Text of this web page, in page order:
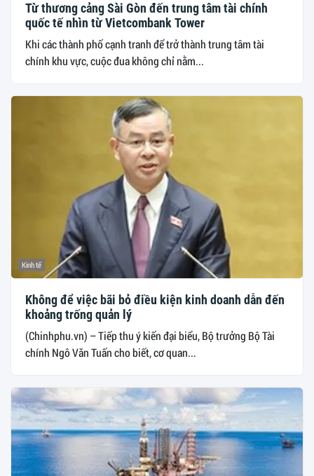
Từ thương cảng Sài Gòn đến trung tâm tài chính
quốc tế nhìn từ Vietcombank Tower
Khi các thành phố cạnh tranh để trở thành trung tâm tài
chính khu vực, cuộc đua không chỉ nằm...
Kinh tế
Không để việc bãi bỏ điều kiện kinh doanh dẫn đến
khoảng trống quản lý
(Chinhphu.vn) – Tiếp thu ý kiến đại biểu, Bộ trưởng Bộ Tài
chính Ngô Văn Tuấn cho biết, cơ quan...